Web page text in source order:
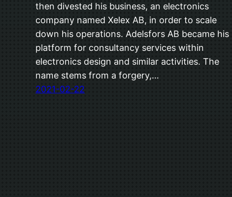
then divested his business, an electronics
company named Xelex AB, in order to scale
down his operations. Adelsfors AB became his
platform for consultancy services within
electronics design and similar activities. The
name stems from a forgery,…
2021-02-22